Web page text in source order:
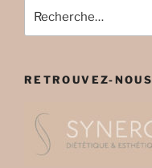
pour
RETROUVEZ-NOUS